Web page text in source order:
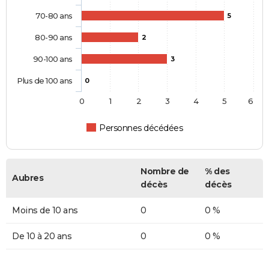
5
2
3
0
Personnes décédées
70-80 ans
80-90 ans
90-100 ans
Plus de 100 ans
0 1 2 3 4 5 6
Aubres
Nombre de
décès
% des
décès
Moins de 10 ans 0 0 %
De 10 à 20 ans 0 0 %